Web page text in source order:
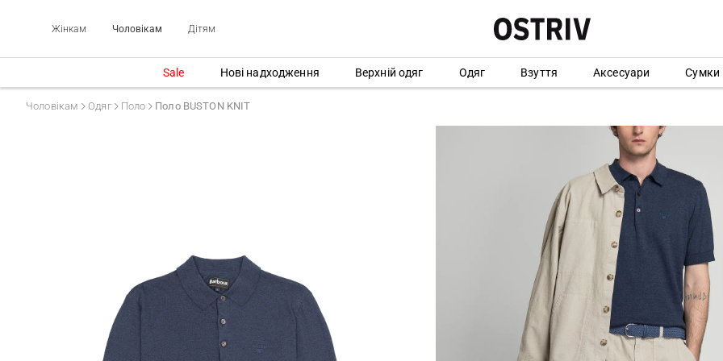
Жінкам Чоловікам Дітям
Sale Нові надходження Верхній одяг Одяг Взуття Аксесуари Сумки
Чоловікам Одяг Поло Поло BUSTON KNIT